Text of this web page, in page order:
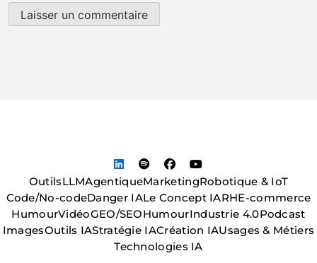
OutilsLLMAgentiqueMarketingRobotique & IoT
Code/No-codeDanger IALe Concept IARHE-commerce
HumourVidéoGEO/SEOHumourIndustrie 4.0Podcast
ImagesOutils IAStratégie IACréation IAUsages & Métiers
Technologies IA